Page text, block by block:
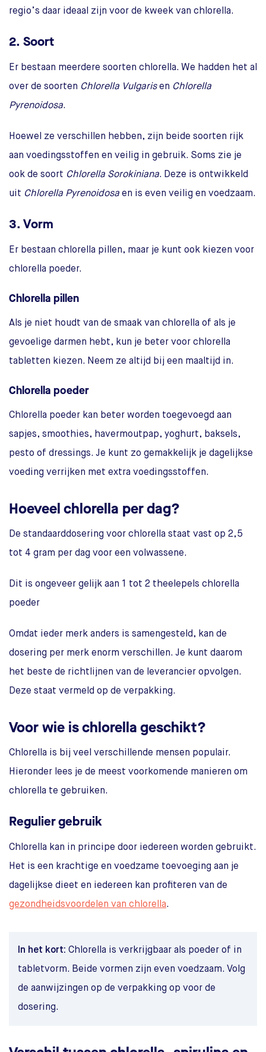
regio’s daar ideaal zijn voor de kweek van chlorella.
2. Soort
Er bestaan meerdere soorten chlorella. We hadden het al
over de soorten Chlorella Vulgarisen Chlorella
Pyrenoidosa.
Hoewel ze verschillen hebben, zijn beide soorten rijk
aan voedingsstoffen en veilig in gebruik. Soms zie je
ook de soort Chlorella Sorokiniana. Deze is ontwikkeld
uit Chlorella Pyrenoidosa en is even veilig en voedzaam.
3. Vorm
Er bestaan chlorella pillen, maar je kunt ook kiezen voor
chlorella poeder.
Chlorella pillen
Als je niet houdt van de smaak van chlorella of als je
gevoelige darmen hebt, kun je beter voor chlorella
tabletten kiezen. Neem ze altijd bij een maaltijd in.
Chlorella poeder
Chlorella poeder kan beter worden toegevoegd aan
sapjes, smoothies, havermoutpap, yoghurt, baksels,
pesto of dressings. Je kunt zo gemakkelijk je dagelijkse
voeding verrijken met extra voedingsstoffen.
Hoeveel chlorella per dag?
De standaarddosering voor chlorella staat vast op 2,5
tot 4 gram per dag voor een volwassene.
Dit is ongeveer gelijk aan 1 tot 2 theelepels chlorella
poeder
Omdat ieder merk anders is samengesteld, kan de
dosering per merk enorm verschillen. Je kunt daarom
het beste de richtlijnen van de leverancier opvolgen.
Deze staat vermeld op de verpakking.
Voor wie is chlorella geschikt?
Chlorella is bij veel verschillende mensen populair.
Hieronder lees je de meest voorkomende manieren om
chlorella te gebruiken.
Regulier gebruik
Chlorella kan in principe door iedereen worden gebruikt.
Het is een krachtige en voedzame toevoeging aan je
dagelijkse dieet en iedereen kan profiteren van de
gezondheidsvoordelen van chlorella.
In het kort: Chlorella is verkrijgbaar als poeder of in
tabletvorm. Beide vormen zijn even voedzaam. Volg
de aanwijzingen op de verpakking op voor de
dosering.